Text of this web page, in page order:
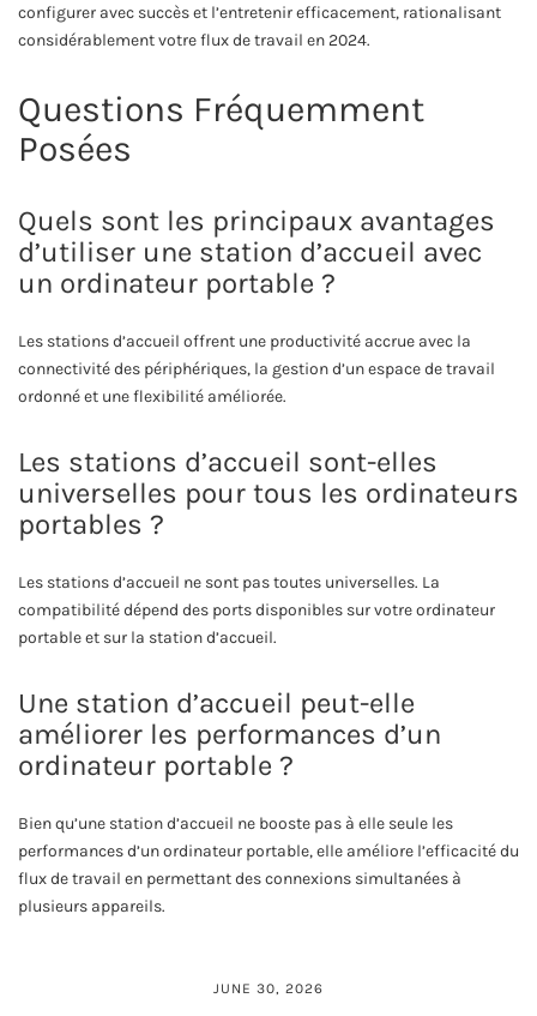
configurer avec succès et l’entretenir efficacement, rationalisant
considérablement votre flux de travail en 2024.
Questions Fréquemment
Posées
Quels sont les principaux avantages
d’utiliser une station d’accueil avec
un ordinateur portable ?
Les stations d’accueil offrent une productivité accrue avec la
connectivité des périphériques, la gestion d’un espace de travail
ordonné et une flexibilité améliorée.
Les stations d’accueil sont-elles
universelles pour tous les ordinateurs
portables ?
Les stations d’accueil ne sont pas toutes universelles. La
compatibilité dépend des ports disponibles sur votre ordinateur
portable et sur la station d’accueil.
Une station d’accueil peut-elle
améliorer les performances d’un
ordinateur portable ?
Bien qu’une station d’accueil ne booste pas à elle seule les
performances d’un ordinateur portable, elle améliore l’efficacité du
flux de travail en permettant des connexions simultanées à
plusieurs appareils.
JUNE 30, 2026